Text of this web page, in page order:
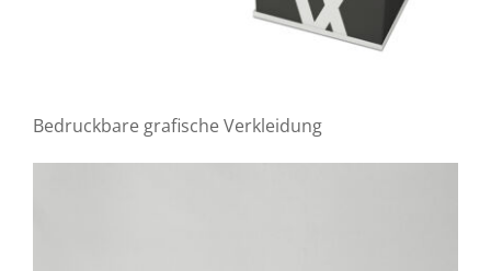
Bedruckbare grafische Verkleidung